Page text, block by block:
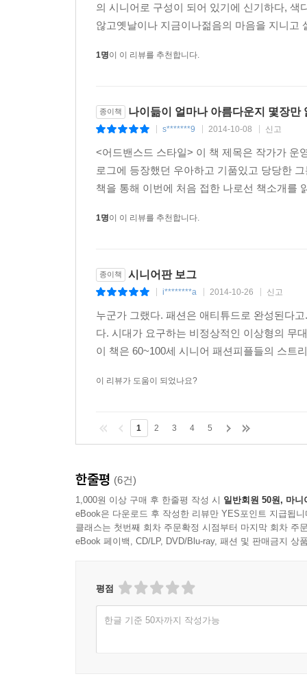
의 시니어로 구성이 되어 있기에 신기하다,
않고옛날이나 지금이나젊음의 마음을 지니고
1명이 이 리뷰를 추천합니다.
종이책 나이듦이 얼마나 아름다운지 몇장만
s*******9 2014-10-08 신고
<어드밴스드 스타일> 이 책 제목은 작가가 운
로그에 등장했던 우아하고 기품있고 당당한
책을 통해 이번에 처음 접한 나로선 책소개를
1명이 이 리뷰를 추천합니다.
종이책 시니어판 보그
i********a 2014-10-26 신고
누군가 그랬다. 패션은 애티튜드로 완성된다
다. 시대가 요구하는 비정상적인 이상형의 무
이 책은 60~100세 시니어 패션피플들의 스트
이 리뷰가 도움이 되었나요?
1 2 3 4 5
한줄평 (6건)
1,000원 이상 구매 후 한줄평 작성 시 일반회원 50원, 마니
eBook은 다운로드 후 작성한 리뷰만 YES포인트 지급됩니
클래스는 첫번째 회차 주문확정 시점부터 마지막 회차 주
eBook 페이백, CD/LP, DVD/Blu-ray, 패션 및 판매금지 상
평점
한글 기준 50자까지 작성가능